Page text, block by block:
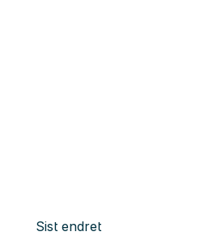
Sist endret